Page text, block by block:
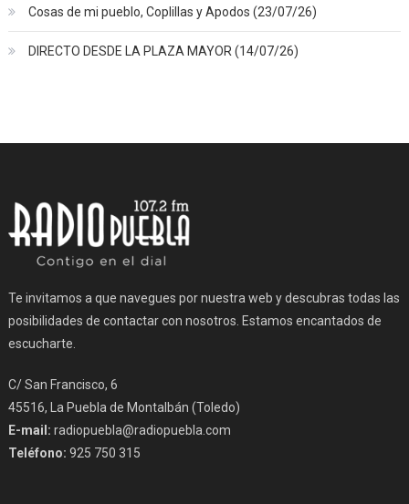
Cosas de mi pueblo, Coplillas y Apodos (23/07/26)
DIRECTO DESDE LA PLAZA MAYOR (14/07/26)
Te invitamos a que navegues por nuestra web y descubras todas las
posibilidades de contactar con nosotros. Estamos encantados de
escucharte.
C/ San Francisco, 6
45516, La Puebla de Montalbán (Toledo)
E-mail: radiopuebla@radiopuebla.com
Teléfono: 925 750 315